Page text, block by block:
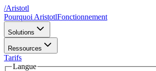
/Aristotl
Pourquoi AristotlFonctionnement
Solutions
Ressources
Tarifs
Langue